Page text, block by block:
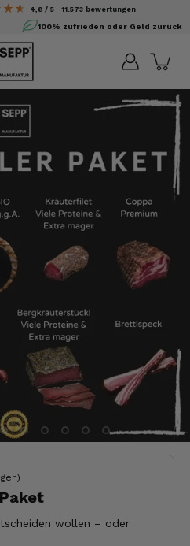
4,8 / 5 11.573 bewertungen
100% zufrieden oder Geld zurück
wollen – oder